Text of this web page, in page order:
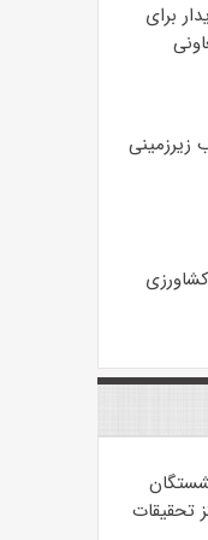
برای
زیرزمینی
دوم ۱۴۰۲ مرکز تحقیقات